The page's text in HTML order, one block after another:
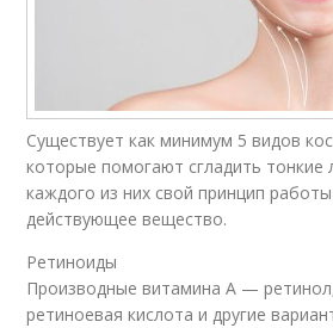
Существует как минимум 5 видов
которые помогают сгладить тонкие
каждого из них свой принцип
действующее вещество.
Ретиноиды
Производные витамина А —
ретиноевая кислота и другие